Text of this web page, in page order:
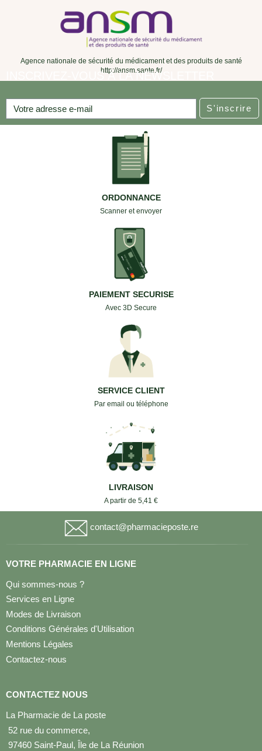
Agence nationale de sécurité du médicament et des produits de santé
http://ansm.sante.fr/
INSCRIVEZ-VOUS À LA NEWSLETTER
S'inscrire
ORDONNANCE
Scanner et envoyer
PAIEMENT SECURISE
Avec 3D Secure
SERVICE CLIENT
Par email ou téléphone
LIVRAISON
A partir de 5,41 €
contact@pharmacieposte.re
VOTRE PHARMACIE EN LIGNE
Qui sommes-nous ?
Services en Ligne
Modes de Livraison
Conditions Générales d'Utilisation
Mentions Légales
Contactez-nous
CONTACTEZ NOUS
La Pharmacie de La poste
52 rue du commerce,
97460 Saint-Paul, Île de La Réunion